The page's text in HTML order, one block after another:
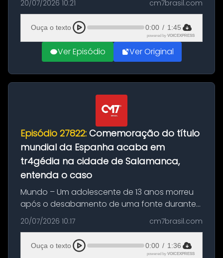
quilos de entorpecentes em uma
embarcação atracada no porto da cidade. O
materia...
20/07/2026 10:21 cm7brasil.com
Ouça o texto 0:00 / 1:45
powered by VOICEXPRESS
Ver Episódio Ver Original
Episódio 27822: Comemoração do título
mundial da Espanha acaba em
tr4gédia na cidade de Salamanca,
entenda o caso
Mundo – Um adolescente de 13 anos morreu
após o desabamento de uma fonte durante
as comemorações pelo título da Copa do
Mundo conquistado pela Espanha, em
Ciudad Rodrigo, na província de Salamanca,
no...
20/07/2026 10:17 cm7brasil.com
Ouça o texto 0:00 / 1:36
powered by VOICEXPRESS